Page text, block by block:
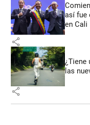
así fue
en Cali
share
¿Tiene
las
share